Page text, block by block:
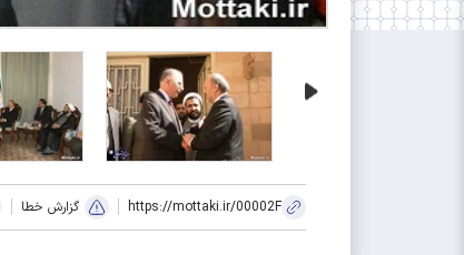
https://mottaki.ir/00002F گزارش خطا